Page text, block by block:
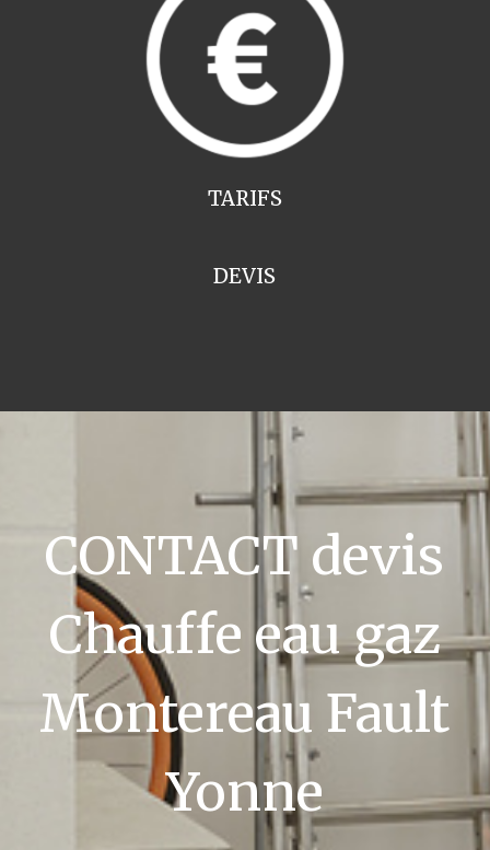
TARIFS
DEVIS
CONTACT devis
Chauffe eau gaz
Montereau Fault
Yonne